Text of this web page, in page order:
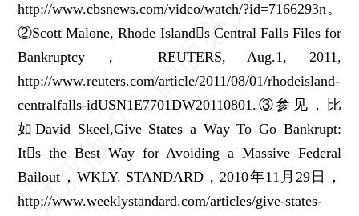
http://www.cbsnews.com/video/watch/?id=7166293n。
②Scott Malone, Rhode Islands Central Falls Files for
Bankruptcy， REUTERS, Aug.1, 2011,
http://www.reuters.com/article/2011/08/01/rhodeisland-
centralfalls-idUSN1E7701DW20110801.③参见，比
如David Skeel,Give States a Way To Go Bankrupt:
Its the Best Way for Avoiding a Massive Federal
Bailout，WKLY. STANDARD，2010年11月29日，
http://www.weeklystandard.com/articles/give-states-